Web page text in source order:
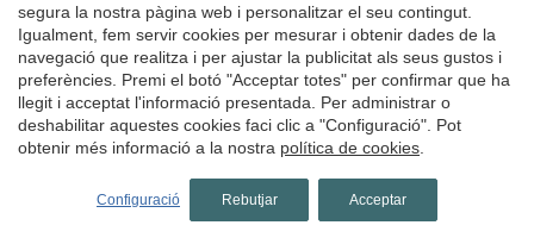
Avís Legal
Condicions d'ús de la web
Política de Cookies
© 1998 - 2026
segura la nostra pàgina web i personalitzar el seu contingut.
Igualment, fem servir cookies per mesurar i obtenir dades de la
navegació que realitza i per ajustar la publicitat als seus gustos i
preferències. Premi el botó "Acceptar totes" per confirmar que ha
llegit i acceptat l'informació presentada. Per administrar o
deshabilitar aquestes cookies faci clic a "Configuració". Pot
obtenir més informació a la nostra política de cookies
Configuració Rebutjar Acceptar